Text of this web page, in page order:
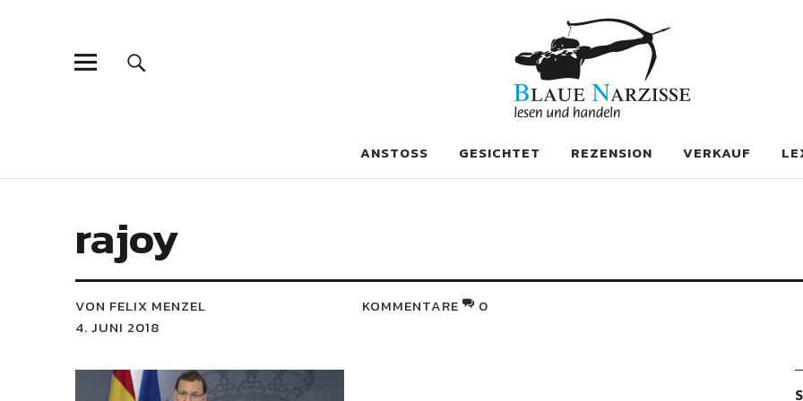
Blaue Narzisse
ANSTOSS GESICHTET REZENSION VERKAUF
rajoy
VON FELIX MENZEL
4. JUNI 2018
KOMMENTARE 0